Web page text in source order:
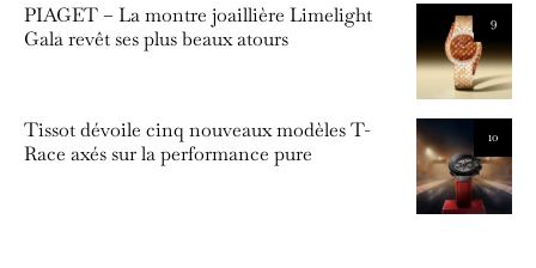
9
PIAGET – La montre joaillière Limelight
Gala revêt ses plus beaux atours
10
Tissot dévoile cinq nouveaux modèles T-
Race axés sur la performance pure